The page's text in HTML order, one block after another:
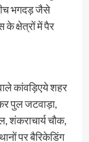
भगदड़ जैसे
क्षेत्रों में पैर
कांवड़िएये शहर
पुल जटवाड़ा,
शंकराचार्य चौक,
पर बैरिकेडिंग